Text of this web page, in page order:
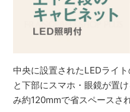
中央に設置されたLEDライ
と下部にスマホ・眼鏡が置
み約120mmで省スペースさ